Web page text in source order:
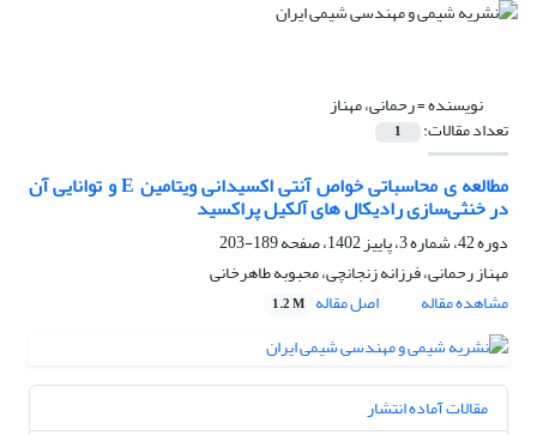
نویسنده =رحمانی، مهناز
تعداد مقالات: 1
مطالعه ی محاسباتی خواص آنتی اکسیدانی ویتامین E و توانایی آن
در خنثی‌سازی رادیکال های آلکیل پراکسید
دوره 42، شماره 3، پاییز 1402، صفحه
189-203
مهناز رحمانی، فرزانه زنجانچی، محبوبه طاهرخانی
مشاهده مقاله
اصل مقاله 1.2 M
مقالات آماده انتشار